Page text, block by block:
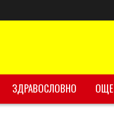
ЗДРАВОСЛОВНО ОЩЕ